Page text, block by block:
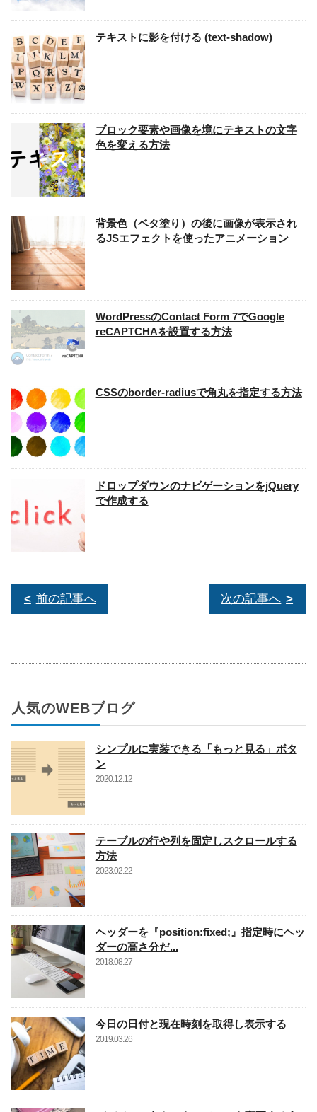
テキストに影を付ける (text-shadow)
ブロック要素や画像を境にテキストの文字
色を変える方法
背景色（ベタ塗り）の後に画像が表示され
るJSエフェクトを使ったアニメーション
WordPressのContact Form 7でGoogle
reCAPTCHAを設置する方法
CSSのborder-radiusで角丸を指定する方法
ドロップダウンのナビゲーションをjQuery
で作成する
前の記事へ 次の記事へ
人気のWEBブログ
シンプルに実装できる「もっと見る」ボタ
ン
2020.12.12
テーブルの行や列を固定しスクロールする
方法
2023.02.22
ヘッダーを『position:fixed;』指定時にヘッ
ダーの高さ分だ...
2018.08.27
今日の日付と現在時刻を取得し表示する
2019.03.26